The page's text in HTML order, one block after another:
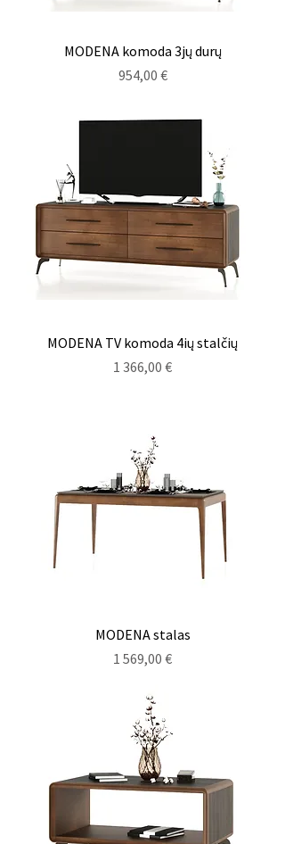
MODENA komoda 3jų durų
Kaina
954,00 €
MODENA TV komoda 4ių stalčių
Kaina
1 366,00 €
MODENA stalas
Kaina
1 569,00 €